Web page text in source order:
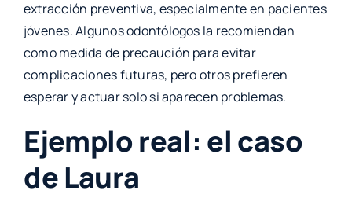
extracción preventiva, especialmente en pacientes
jóvenes. Algunos odontólogos la recomiendan
como medida de precaución para evitar
complicaciones futuras, pero otros prefieren
esperar y actuar solo si aparecen problemas.
Ejemplo real: el caso
de Laura